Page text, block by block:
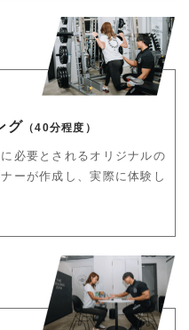
グ （40分程度）
必要とされるオリジナルの
ーが作成し、実際に体験し